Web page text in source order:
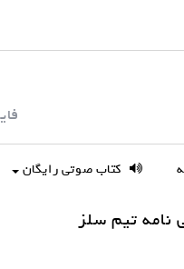
کتاب صوتی رایگان
تیم سلز